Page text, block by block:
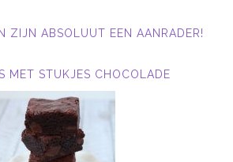
ZIJN ABSOLUUT EEN AANRADER!
MET STUKJES CHOCOLADE